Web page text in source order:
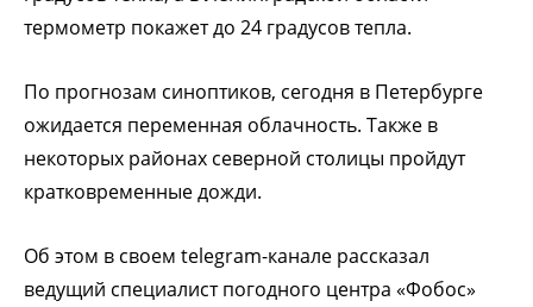
термометр покажет до 24 градусов тепла.
По прогнозам синоптиков, сегодня в Петербурге
ожидается переменная облачность. Также в
некоторых районах северной столицы пройдут
кратковременные дожди.
Об этом в своем telegram-канале рассказал
ведущий специалист погодного центра «Фобос»